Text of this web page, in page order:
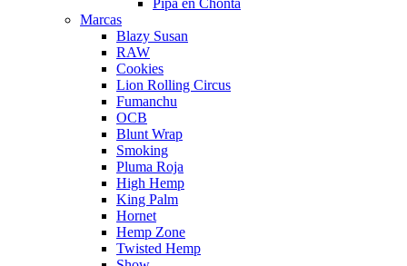
Pipa en Chonta
Marcas
Blazy Susan
RAW
Cookies
Lion Rolling Circus
Fumanchu
OCB
Blunt Wrap
Smoking
Pluma Roja
High Hemp
King Palm
Hornet
Hemp Zone
Twisted Hemp